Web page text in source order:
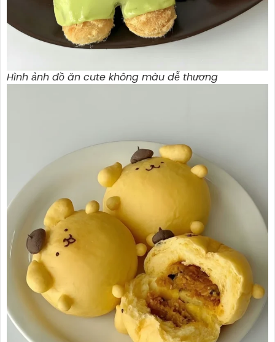
Hình ảnh đồ ăn cute không màu dễ thương